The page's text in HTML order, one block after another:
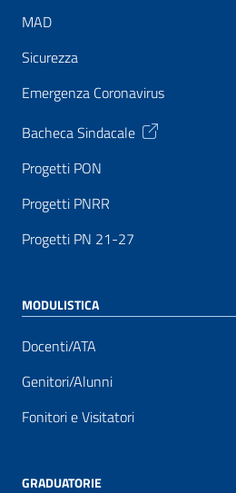
MAD
Sicurezza
Emergenza Coronavirus
Bacheca Sindacale
Progetti PON
Progetti PNRR
Progetti PN 21-27
MODULISTICA
Docenti/ATA
Genitori/Alunni
Fonitori e Visitatori
GRADUATORIE